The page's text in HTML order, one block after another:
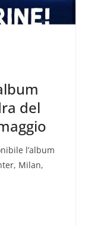
del
l’album
Milan,